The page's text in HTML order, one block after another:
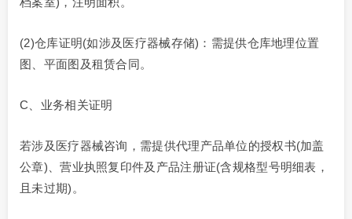
(2)仓库证明(如涉及医疗器械存储)：需提供仓库地理位置
图、平面图及租赁合同。
C、业务相关证明
若涉及医疗器械咨询，需提供代理产品单位的授权书(加盖
公章)、营业执照复印件及产品注册证(含规格型号明细表，
且未过期)。